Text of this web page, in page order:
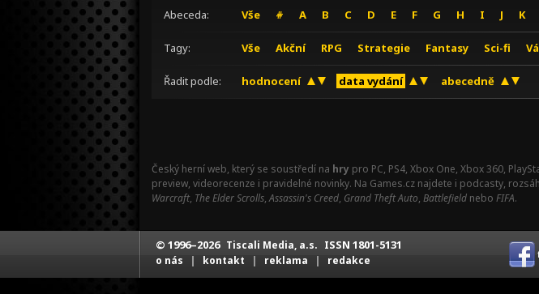
Abeceda: Vše # A B C D E F G H I J K
Tagy: Vše Akční RPG Strategie Fantasy Sci-fi
Řadit podle: hodnocení data vydání abecedně
Český herní web, který se soustředí na hry pro PC, PS4, Xbox One, Xbox 360,
preview, videorecenze i pravidelné novinky. Na Games.cz najdete i podcasty,
Warcraft, The Elder Scrolls,Assassin's Creed, Grand Theft Auto, Battlefield nebo FIFA.
© 1996–2026 Tiscali Media, a.s. ISSN 1801-5131
o nás | kontakt | reklama | redakce